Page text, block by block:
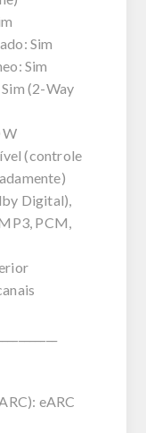
Sim
Sim
(2-Way
W
(controle
Digital),
PCM,
eARC